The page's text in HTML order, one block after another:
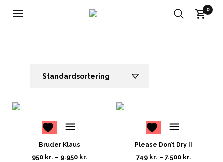
0
Bruder Klaus
950 kr. – 9.950 kr.
Please Don’t Dry II
749 kr. – 7.500 kr.